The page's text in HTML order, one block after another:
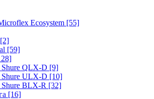
Ecosystem [55]
[2]
[59]
Shure QLX-D [9]
Shure ULX-D [10]
Shure BLX-R [32]
[16]